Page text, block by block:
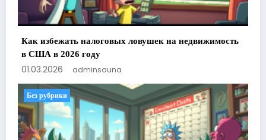
Как избежать налоговых ловушек на недвижимость
в США в 2026 году
01.03.2026 adminsauna
Без рубрики